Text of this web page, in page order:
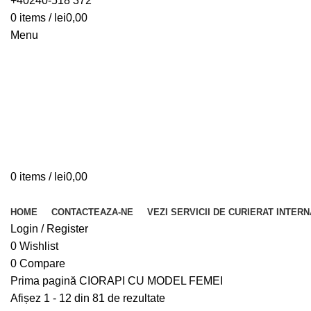
0 items / lei0,00
Menu
0 items / lei0,00
HOME CONTACTEAZA-NE VEZI SERVICII DE CURIERAT
Login / Register
0 Wishlist
0 Compare
Prima pagină CIORAPI CU MODEL FEMEI
Afișez 1 - 12 din 81 de rezultate